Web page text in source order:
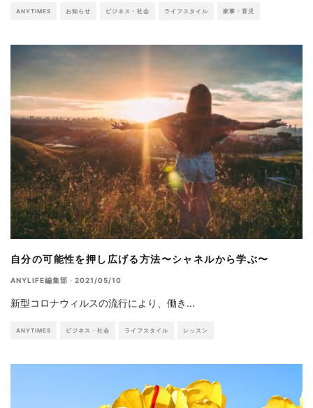
ANYTIMES お知らせ ビジネス・社会 ライフスタイル 家事・育児
自分の可能性を押し広げる方法〜シャネルから学ぶ〜
ANYLIFE編集部 · 2021/05/10
新型コロナウィルスの流行により、働き ...
ANYTIMES ビジネス・社会 ライフスタイル レッスン